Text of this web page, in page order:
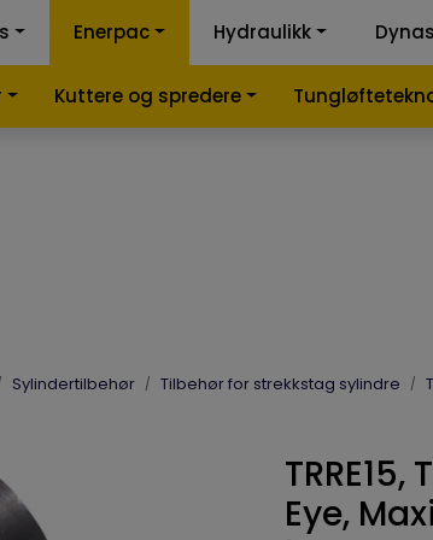
kalkulatorEnerpac
Kuttere og spredere
Hydraulikk
Sylindertilbehør Tilbehør for strekkstag sylindre
Eye,